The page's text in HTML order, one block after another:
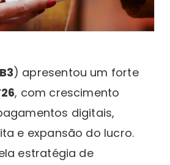
) apresentou um forte
, com crescimento
digitais,
e expansão do lucro.
estratégia de